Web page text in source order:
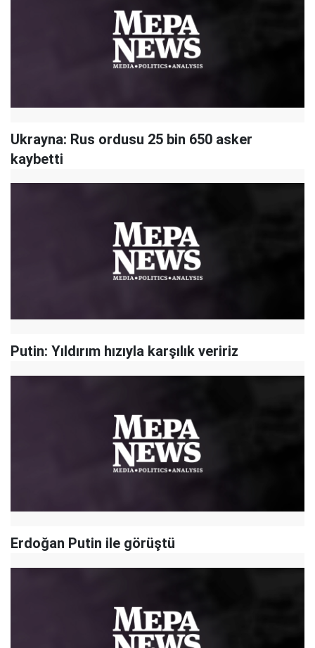
Ukrayna: Rus ordusu 25 bin 650 asker
kaybetti
Putin: Yıldırım hızıyla karşılık veririz
Erdoğan Putin ile görüştü